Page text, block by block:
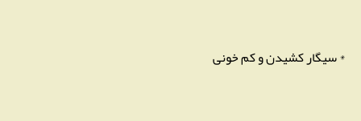
* سیگار کشیدن و کم خونی